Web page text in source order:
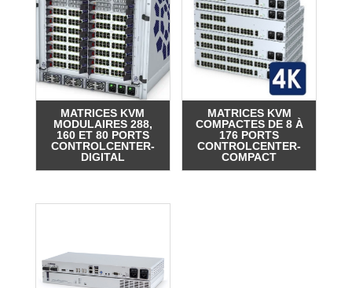
MATRICES KVM
MODULAIRES 288,
160 ET 80 PORTS
CONTROLCENTER-
DIGITAL
MATRICES KVM
COMPACTES DE 8 À
176 PORTS
CONTROLCENTER-
COMPACT